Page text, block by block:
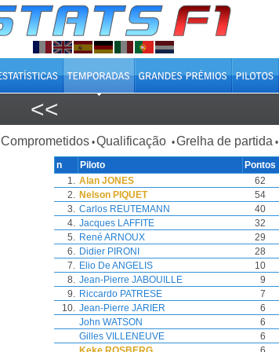
<<
Comprometidos •Qualificação •Grelha de partida •
n Piloto
Pontos
1. Alan JONES
62
2. Nelson PIQUET
54
3. Carlos REUTEMANN
40
4. Jacques LAFFITE
32
5. René ARNOUX
29
6. Didier PIRONI
28
7. Elio De ANGELIS
10
8. Jean-Pierre JABOUILLE
9
9. Riccardo PATRESE
7
10. Jean-Pierre JARIER
6
John WATSON
6
Gilles VILLENEUVE
6